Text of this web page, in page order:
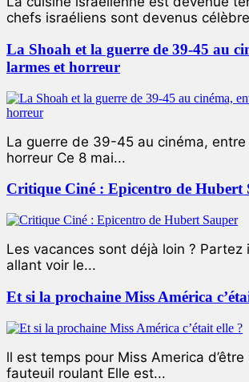
chefs israéliens sont devenus
La Shoah et la guerre de 39-45 au
larmes et horreur
La guerre de 39-45 au cinéma,
horreur Ce 8 mai...
Critique Ciné : Epicentro de Hubert
Les vacances sont déjà loin ? Partez
allant voir le...
Et si la prochaine Miss América
ll est temps pour Miss America
fauteuil roulant Elle est...